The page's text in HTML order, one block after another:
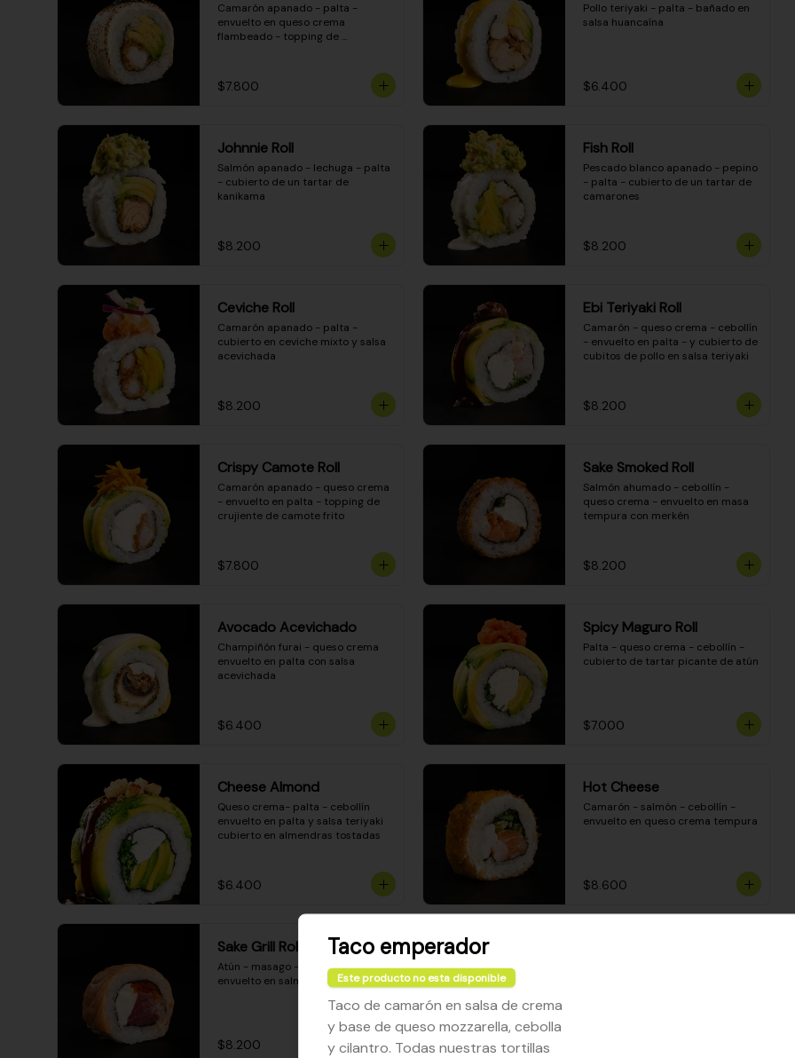
Camarón apanado - palta -
envuelto en queso crema
flambeado - topping de
$7.800
Pollo teriyaki - palta - bañado en
salsa huancaína
$6.400
Johnnie Roll
Salmón apanado - lechuga - palta
- cubierto de un tartar de
kanikama
$8.200
Fish Roll
Pescado blanco apanado - pepino
- palta - cubierto de un tartar de
camarones
$8.200
Ceviche Roll
Camarón apanado - palta -
cubierto en ceviche mixto y salsa
acevichada
$8.200
Ebi Teriyaki Roll
Camarón - queso crema - cebollín
- envuelto en palta - y cubierto de
cubitos de pollo en salsa teriyaki
$8.200
Crispy Camote Roll
Camarón apanado - queso crema
- envuelto en palta - topping de
crujiente de camote frito
$7.800
Sake Smoked Roll
Salmón ahumado - cebollín -
queso crema - envuelto en masa
tempura con merkén
$8.200
Avocado Acevichado
Champiñón furai - queso crema
envuelto en palta con salsa
acevichada
$6.400
Spicy Maguro Roll
Palta - queso crema - cebollín -
cubierto de tartar picante de atún
$7.000
Cheese Almond
Queso crema- palta - cebollín
envuelto en palta y salsa teriyaki
cubierto en almendras tostadas
$6.400
Hot Cheese
Camarón - salmón - cebollín -
envuelto en queso crema tempura
$8.600
Sake Grill Roll
Atún - masago - queso crema -
envuelto en salmón gratinado
$8.200
Taco emperador
Este producto no esta disponible
Taco de camarón en salsa de crema
y base de queso mozzarella, cebolla
y cilantro. Todas nuestras tortillas